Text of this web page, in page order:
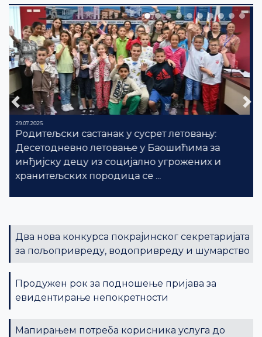
04.07.2025
Нови бунар пуштен у рад: Нових шест литара
у секунди воде добиће Општина Инђија
отварањем бунара Б9/2 у Инђији, који је
данас пуштен у рад.„Бунар ...
Previous
Два нова конкурса покрајинског секретаријата
за пољопривреду, водопривреду и шумарство
Продужен рок за подношење пријава за
евидентирање непокретности
Мапирањем потреба корисника услуга до